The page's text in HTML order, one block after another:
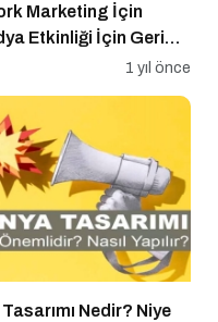
Marketing İçin
Etkinliği İçin Geri
1 yıl önce
Nedir? Niye